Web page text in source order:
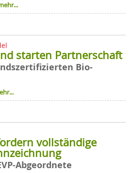
starten Partnerschaft
Bio-
vollständige
Abgeordnete